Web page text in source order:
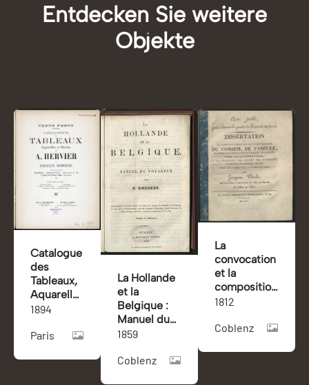
Entdecken Sie weitere
Objekte
Catalogue
des
Tableaux,
Aquarelles
et Dessins
Hervier et
modernes
1894
Paris
La Hollande
et la
Belgique :
Manuel du
voyageur /
Baedeker
1859
Coblenz
La
convocation
et la
composition
du conseil
d'après les
droit
1812
Coblenz